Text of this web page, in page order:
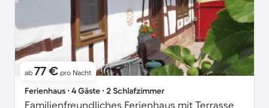
ab 77 € pro Nacht
Ferienhaus ∙ 4 Gäste ∙ 2 Schlafzimmer
Familienfreundliches Ferienhaus mit Terrasse